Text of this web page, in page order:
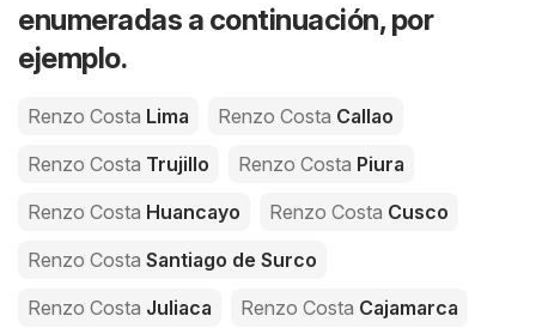
enumeradas a continuación, por
ejemplo.
Renzo Costa Lima Renzo Costa Callao
Renzo Costa Trujillo Renzo Costa Piura
Renzo Costa Huancayo Renzo Costa Cusco
Renzo Costa Santiago de Surco
Renzo Costa Juliaca Renzo Costa Cajamarca